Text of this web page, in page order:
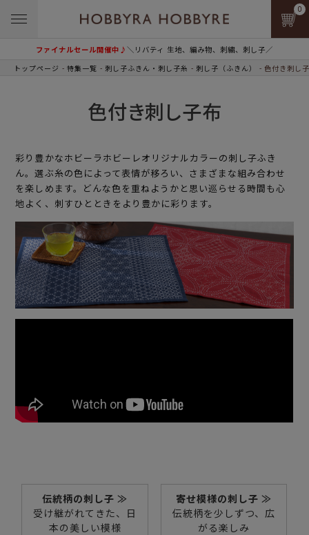
ファイナルセール開催中♪＼リバティ 生地、編み物、刺繍、刺し子／
0
トップページ 特集一覧 刺し子ふきん・刺し子糸 刺し子（ふきん） 色付き刺し
色付き刺し子布
彩り豊かなホビーラホビーレオリジナルカラーの刺し子ふき
ん。選ぶ糸の色によって表情が移ろい、さまざまな組み合わせ
を楽しめます。どんな色を重ねようかと思い巡らせる時間も心
地よく、刺すひとときをより豊かに彩ります。
伝統柄の刺し子 ≫
受け継がれてきた、日
本の美しい模様
寄せ模様の刺し子 ≫
伝統柄を少しずつ、広
がる楽しみ